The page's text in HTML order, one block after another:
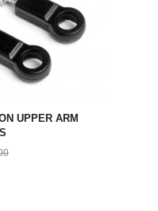
UPPER ARM
Rabatt